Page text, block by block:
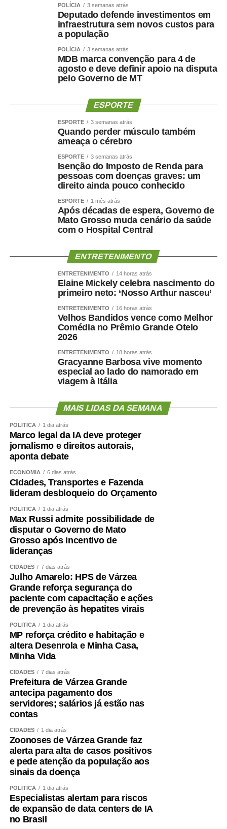
WhatsApp
Facebook
Twitter
Messenger
LinkedIn
Share
POLÍCIA 3 semanas atrás
Deputado defende investimentos em
infraestrutura sem novos custos para
a população
POLÍCIA 3 semanas atrás
MDB marca convenção para 4 de
agosto e deve definir apoio na disputa
pelo Governo de MT
ESPORTE
ESPORTE 3 semanas atrás
Quando perder músculo também
ameaça o cérebro
ESPORTE 3 semanas atrás
Isenção do Imposto de Renda para
pessoas com doenças graves: um
direito ainda pouco conhecido
ESPORTE 1 mês atrás
Após décadas de espera, Governo de
Mato Grosso muda cenário da saúde
com o Hospital Central
ENTRETENIMENTO
ENTRETENIMENTO 14 horas atrás
Elaine Mickely celebra nascimento do
primeiro neto: ‘Nosso Arthur nasceu’
ENTRETENIMENTO 16 horas atrás
Velhos Bandidos vence como Melhor
Comédia no Prêmio Grande Otelo
2026
ENTRETENIMENTO 18 horas atrás
Gracyanne Barbosa vive momento
especial ao lado do namorado em
viagem à Itália
MAIS LIDAS DA SEMANA
POLÍTICA 1 dia atrás
Marco legal da IA deve proteger
jornalismo e direitos autorais,
aponta debate
ECONOMIA 6 dias atrás
Cidades, Transportes e Fazenda
lideram desbloqueio do Orçamento
POLÍTICA 1 dia atrás
Max Russi admite possibilidade de
disputar o Governo de Mato
Grosso após incentivo de
lideranças
CIDADES 7 dias atrás
Julho Amarelo: HPS de Várzea
Grande reforça segurança do
paciente com capacitação e ações
de prevenção às hepatites virais
POLÍTICA 1 dia atrás
MP reforça crédito e habitação e
altera Desenrola e Minha Casa,
Minha Vida
CIDADES 7 dias atrás
Prefeitura de Várzea Grande
antecipa pagamento dos
servidores; salários já estão nas
contas
CIDADES 1 dia atrás
Zoonoses de Várzea Grande faz
alerta para alta de casos positivos
e pede atenção da população aos
sinais da doença
POLÍTICA 1 dia atrás
Especialistas alertam para riscos
de expansão de data centers de IA
no Brasil